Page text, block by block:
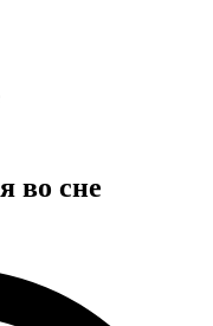
во сне